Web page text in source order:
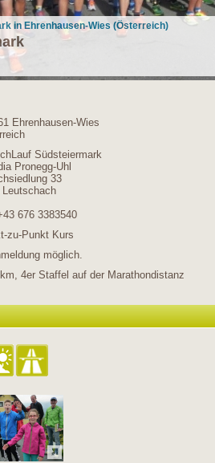
in Ehrenhausen-Wies (Österreich)
Ehrenhausen-Wies
Südsteiermark
Pronegg-Uhl
33
Leutschach
676 3383540
zu-Punkt Kurs
möglich.
4er Staffel auf der Marathondistanz